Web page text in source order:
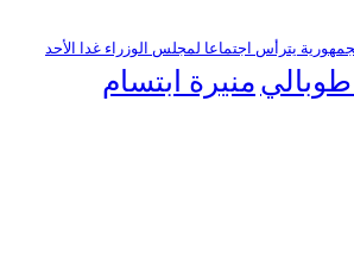
يترأس اجتماعا لمجلس الوزراء غدا الأحد
طوبالي منيرة ابتسام